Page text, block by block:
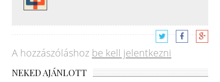
A hozzászóláshoz be kell jelentkezni
NEKED AJÁNLOTT